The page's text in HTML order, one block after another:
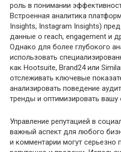
роль в понимании
Встроенная аналитика
Insights, Instagram Insights)
данные о reach, engagement и
Однако для более глубокого
использовать
как Hootsuite, Brand24 или
отслеживать ключевые
анализировать поведение
тренды и оптимизировать вашу
Управление репутацией в
важный аспект для любого
и комментарии могут серьезно